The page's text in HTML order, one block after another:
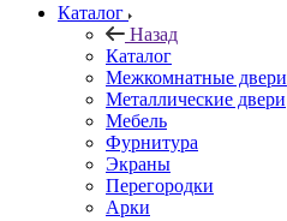
Каталог
Назад
Каталог
Межкомнатные двери
Металлические двери
Мебель
Фурнитура
Экраны
Перегородки
Арки